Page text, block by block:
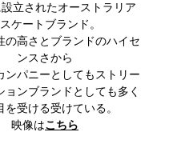
立されたオーストラリア
ケートブランド。
の高さとブランドのハイセ
ンスさから
ンパニーとしてもストリー
ョンブランドとしても多く
を受ける受けている。
映像はこちら